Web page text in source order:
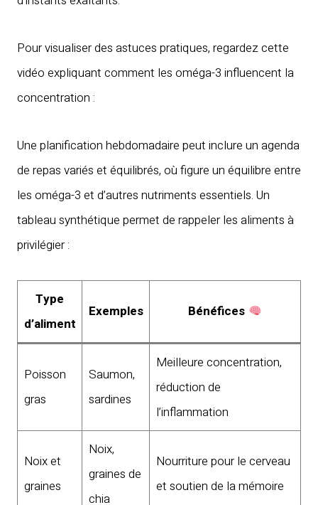
Pour visualiser des astuces pratiques, regardez cette
vidéo expliquant comment les oméga-3 influencent la
concentration :
Une planification hebdomadaire peut inclure un agenda
de repas variés et équilibrés, où figure un équilibre entre
les oméga-3 et d’autres nutriments essentiels. Un
tableau synthétique permet de rappeler les aliments à
privilégier :
Type
d’aliment
Exemples Bénéfices
Poisson
gras
Saumon,
sardines
Meilleure concentration,
réduction de
l’inflammation
Noix et
graines
Noix,
graines de
chia
Nourriture pour le cerveau
et soutien de la mémoire